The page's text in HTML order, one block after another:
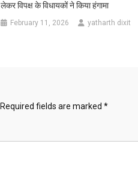
लेकर विपक्ष के विधायकों ने किया हंगामा
February 11, 2026 yatharth dixit
Required fields are marked *